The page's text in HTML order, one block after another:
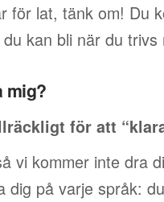
för lat, tänk om! Du
kan bli när du trivs
mig?
för att
vi kommer inte dra
på varje språk: du